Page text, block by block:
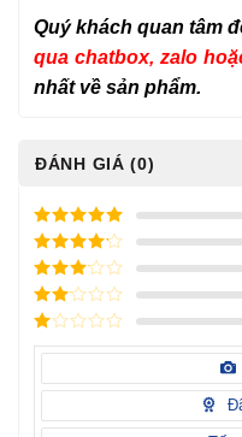
Quý khách quan tâm
qua chatbox, zalo
nhất về sản phẩm.
ĐÁNH GIÁ (0)
5/ 5 điểm
4/ 5
điểm
3/ 5
điểm
2/
điểm
1
điểm